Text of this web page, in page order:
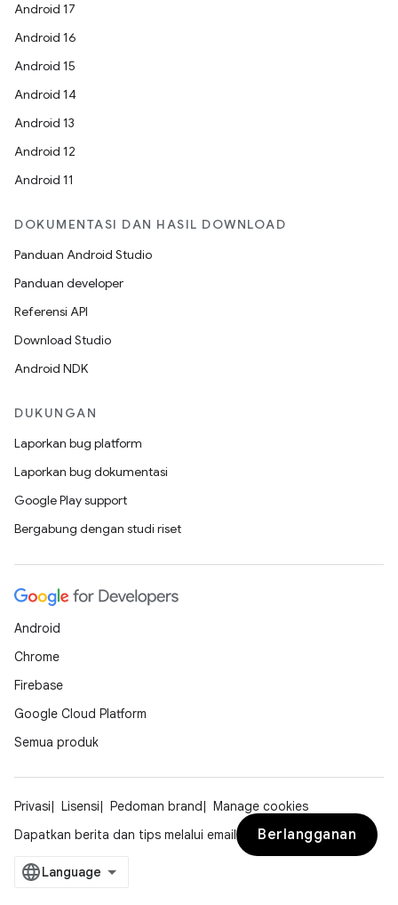
Android 17
Android 16
Android 15
Android 14
Android 13
Android 12
Android 11
DOKUMENTASI DAN HASIL DOWNLOAD
Panduan Android Studio
Panduan developer
Referensi API
Download Studio
Android NDK
DUKUNGAN
Laporkan bug platform
Laporkan bug dokumentasi
Google Play support
Bergabung dengan studi riset
Android
Chrome
Firebase
Google Cloud Platform
Semua produk
Privasi Lisensi Pedoman brand
Manage cookies
Dapatkan berita dan tips melalui email
Berlangganan